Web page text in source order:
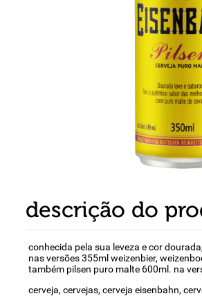
descrição do
conhecida pela sua leveza e cor
nas versões 355ml weizenbier,
também pilsen puro malte 600ml. na
cerveja, cervejas, cerveja eisenbahn,
8º
9º
10